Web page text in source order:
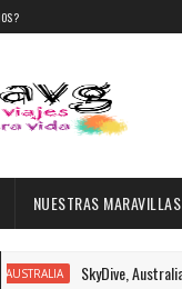
NUESTRAS MARAVILLAS
Australia 2018.